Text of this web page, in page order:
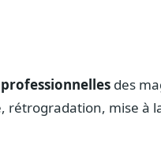
des
rétrogradation, mise à